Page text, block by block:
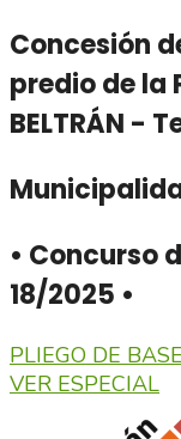
Concesión
predio de la
BELTRÁN -
• Concurso
18/2025 •
PLIEGO DE
VER ESPECIAL